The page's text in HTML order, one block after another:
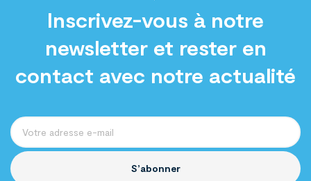
Inscrivez-vous à notre
newsletter et rester en
contact avec notre actualité
S’abonner